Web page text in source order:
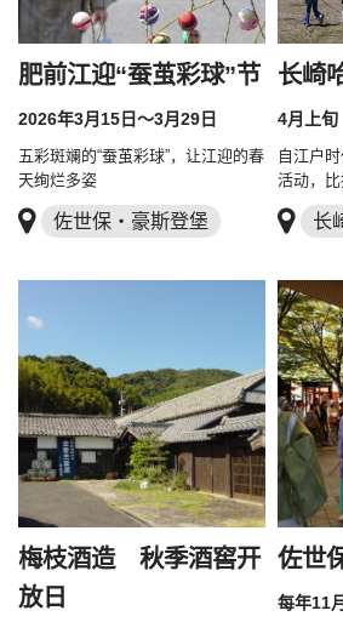
肥前江迎“蚕茧彩球”节
2026年3月15日～3月29日
五彩斑斓的“蚕茧彩球”，让江迎的春
天绚烂多姿
佐世保・豪斯登堡
长崎
4月上旬
自江户
活动，比
长
梅枝酒造 秋季酒窖开
放日
佐世
每年11